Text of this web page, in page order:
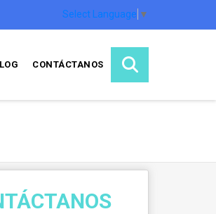
Select Language ▼
CONTÁCTANOS